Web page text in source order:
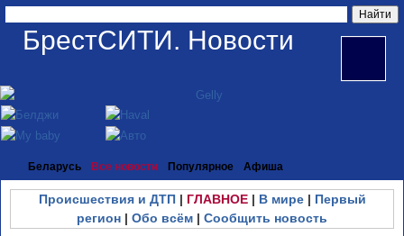
БрестСИТИ. Новости
Беларусь Все новости Популярное Афиша
Происшествия и ДТП| ГЛАВНОЕ| В мире| Первый
регион | Обо всём | Сообщить новость